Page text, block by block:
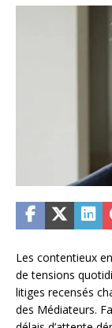
Les contentieux
de tensions
litiges recensés
des Médiateurs.